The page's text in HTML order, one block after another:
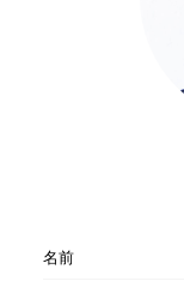
名前